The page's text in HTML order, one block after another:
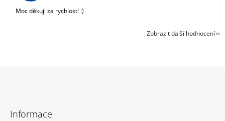
Moc děkuji za rychlost! :)
Zobrazit další hodnocení
Informace